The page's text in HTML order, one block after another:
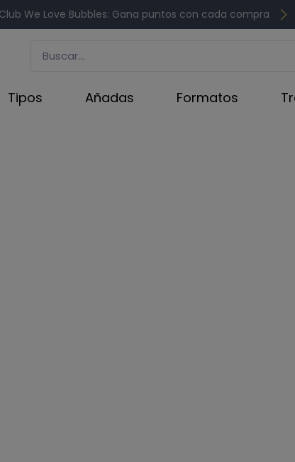
Club We Love Bubbles: Gana puntos con cada compra
Tipos Añadas Formatos